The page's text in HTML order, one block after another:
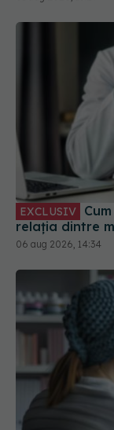
EXCLUSIV
relația dintre
06 aug 2026, 14:34
Ce să nu îi
care pot răni
schimb